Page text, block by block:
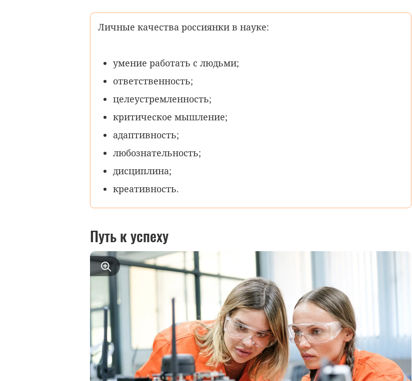
Личные качества россиянки в науке:
умение работать с людьми;
ответственность;
целеустремленность;
критическое мышление;
адаптивность;
любознательность;
дисциплина;
креативность.
Путь к успеху